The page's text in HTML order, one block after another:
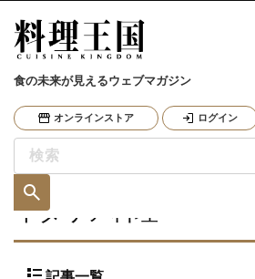
食の未来が見えるウェブマガジン
オンラインストア ログイン
イタリア料理